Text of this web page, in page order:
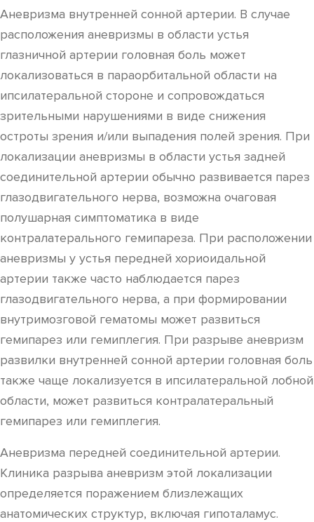
Аневризма внутренней сонной артерии. В случае
расположения аневризмы в области устья
глазничной артерии головная боль может
локализоваться в параорбитальной области на
ипсилатеральной стороне и сопровождаться
зрительными нарушениями в виде снижения
остроты зрения и/или выпадения полей зрения. При
локализации аневризмы в области устья задней
соединительной артерии обычно развивается парез
глазодвигательного нерва, возможна очаговая
полушарная симптоматика в виде
контралатерального гемипареза. При расположении
аневризмы у устья передней хориоидальной
артерии также часто наблюдается парез
глазодвигательного нерва, а при формировании
внутримозговой гематомы может развиться
гемипарез или гемиплегия. При разрыве аневризм
развилки внутренней сонной артерии головная боль
также чаще локализуется в ипсилатеральной лобной
области, может развиться контралатеральный
гемипарез или гемиплегия.
Аневризма передней соединительной артерии.
Клиника разрыва аневризм этой локализации
определяется поражением близлежащих
анатомических структур, включая гипоталамус.